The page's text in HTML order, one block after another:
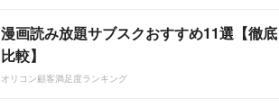
漫画読み放題サブスクおすすめ11選【徹底
比較】
オリコン顧客満足度ランキング